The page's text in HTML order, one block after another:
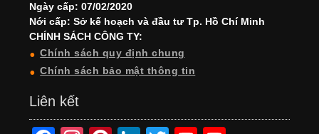
Ngày cấp: 07/02/2020
Nới cấp: Sở kế hoạch và đầu tư Tp. Hồ Chí Minh
CHÍNH SÁCH CÔNG TY:
Chính sách quy định chung
Chính sách bảo mật thông tin
Liên kết